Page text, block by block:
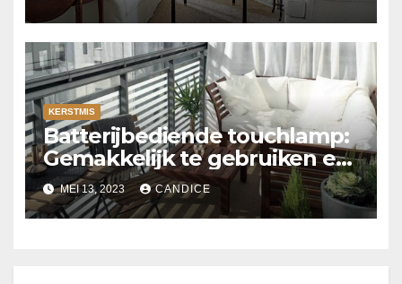
KERSTMIS
Batterijbediende touchlamp:
Gemakkelijk te gebruiken en
sfeervol
MEI 13, 2023 CANDICE